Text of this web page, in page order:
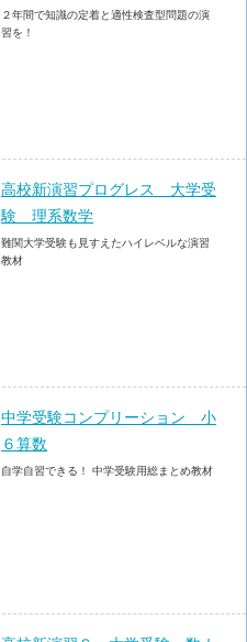
２年間で知識の定着と適性検査型問題の演
習を！
高校新演習プログレス 大学受
験 理系数学
難関大学受験も見すえたハイレベルな演習
教材
中学受験コンプリーション 小
６算数
自学自習できる！ 中学受験用総まとめ教材